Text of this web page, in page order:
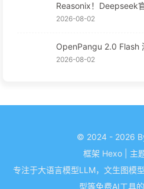
Reasonix！Deepseek
2026-08-02
OpenPangu 2.0 Flash
2026-08-02
© 2024 - 2026
框架 Hexo 主
专注于大语言模型LLM，文生图模
型等免费AI工具